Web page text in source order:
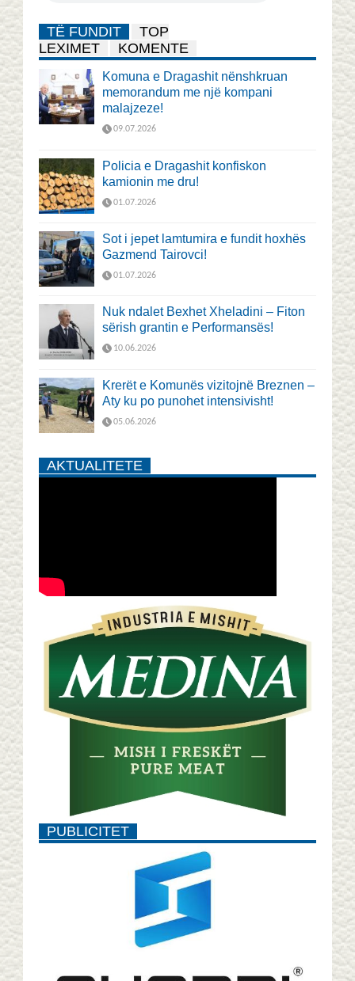
TË FUNDIT
TOP
LEXIMET
KOMENTE
Komuna e Dragashit nënshkruan
memorandum me një kompani
malajzeze!
09.07.2026
Policia e Dragashit konfiskon
kamionin me dru!
01.07.2026
Sot i jepet lamtumira e fundit hoxhës
Gazmend Tairovci!
01.07.2026
Nuk ndalet Bexhet Xheladini – Fiton
sërish grantin e Performansës!
10.06.2026
Krerët e Komunës vizitojnë Breznen –
Aty ku po punohet intensivisht!
05.06.2026
AKTUALITETE
PUBLICITET